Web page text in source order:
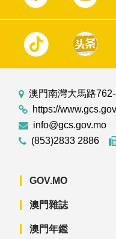
澳門南灣大馬路
https://
info@gcs.gov.mo
(853)2833 2886
GOV.MO
澳門雜誌
澳門年鑑